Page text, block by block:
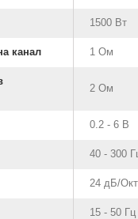
1500 Вт
канал 1 Ом
2 Ом
0.2 - 6 В
40 - 300
24 дБ/Окт
15 - 50 Гц